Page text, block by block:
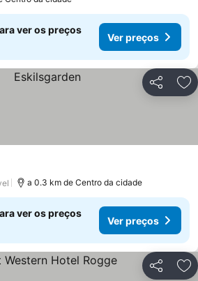
ver os preços
Ver preços
Partilhar
a 0.3 km de Centro da cidade
ver os preços
Ver preços
Partilhar